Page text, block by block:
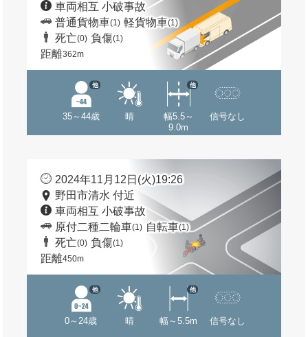
車両相互 小破事故
普通貨物車(1) 軽貨物車(1)
死亡(0) 負傷(1)
距離362m
35～44歳
他
晴
幅5.5～
9.0m
他
信号なし
2024年11月12日(火)19:26
野田市清水 付近
車両相互 小破事故
原付二種二輪車(1) 自転車(1)
死亡(0) 負傷(1)
距離450m
0～24歳
他
晴 幅～5.5m
他
信号なし